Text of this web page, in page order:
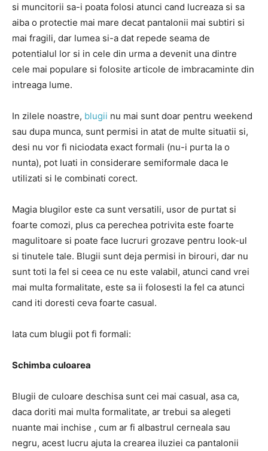
si muncitorii sa-i poata folosi atunci cand lucreaza si sa
aiba o protectie mai mare decat pantalonii mai subtiri si
mai fragili, dar lumea si-a dat repede seama de
potentialul lor si in cele din urma a devenit una dintre
cele mai populare si folosite articole de imbracaminte din
intreaga lume.
In zilele noastre, blugii nu mai sunt doar pentru weekend
sau dupa munca, sunt permisi in atat de multe situatii si,
desi nu vor fi niciodata exact formali (nu-i purta la o
nunta), pot luati in considerare semiformale daca le
utilizati si le combinati corect.
Magia blugilor este ca sunt versatili, usor de purtat si
foarte comozi, plus ca perechea potrivita este foarte
magulitoare si poate face lucruri grozave pentru look-ul
si tinutele tale. Blugii sunt deja permisi in birouri, dar nu
sunt toti la fel si ceea ce nu este valabil, atunci cand vrei
mai multa formalitate, este sa ii folosesti la fel ca atunci
cand iti doresti ceva foarte casual.
Iata cum blugii pot fi formali:
Schimba culoarea
Blugii de culoare deschisa sunt cei mai casual, asa ca,
daca doriti mai multa formalitate, ar trebui sa alegeti
nuante mai inchise , cum ar fi albastrul cerneala sau
negru, acest lucru ajuta la crearea iluziei ca pantalonii